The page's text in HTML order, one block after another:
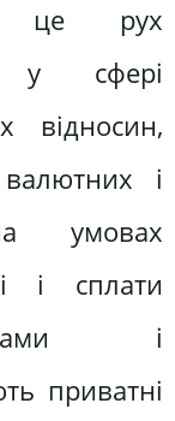
це рух
у сфері
відносин,
і
умовах
і сплати
і
приватні